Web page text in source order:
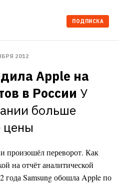
ПОДПИСКА
2012
Apple на
в России У
больше
цены
произошёл переворот. Как
на отчётаналитической
года Samsung обошла Apple по